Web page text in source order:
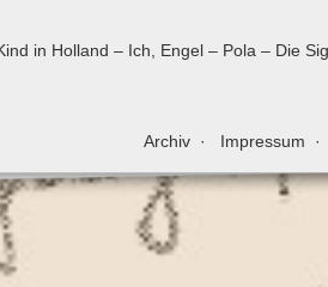
in Holland – Ich, Engel – Pola – Die
Archiv Impressum